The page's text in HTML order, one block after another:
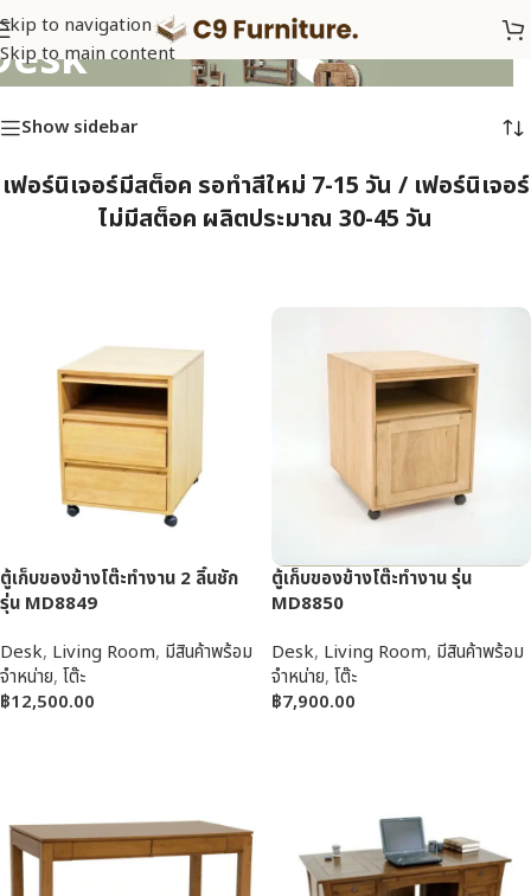
Skip to navigation
Skip to main content
Show sidebar
เฟอร์นิเจอร์มีสต็อค รอทำสีใหม่ 7-15 วัน / เฟอร์นิเจอร์
ไม่มีสต็อค ผลิตประมาณ 30-45 วัน
ตู้เก็บของข้างโต๊ะทำงาน 2 ลิ้นชัก
รุ่น MD8849
Desk, Living Room, มีสินค้าพร้อม
จำหน่าย, โต๊ะ
฿12,500.00
ตู้เก็บของข้างโต๊ะทำงาน รุ่น
MD8850
Desk, Living Room, มีสินค้าพร้อม
จำหน่าย, โต๊ะ
฿7,900.00